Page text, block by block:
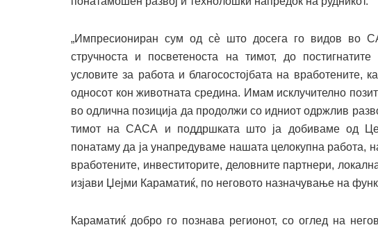
„Импресиониран сум од сè што досега го видов во
стручноста и посветеноста на тимот, до
условите за работа и благосостојбата на вработените,
односот кон животната средина. Имам исклучително
во одлична позиција да продолжи со идниот одржлив
тимот на САСА и поддршката што ја добиваме од
понатаму да ја унапредуваме нашата целокупна работа,
вработените, инвеститорите, деловните партнери,
изјави Џејми Караматиќ, по неговото назначување на
Караматиќ добро го познава регионот, со оглед на